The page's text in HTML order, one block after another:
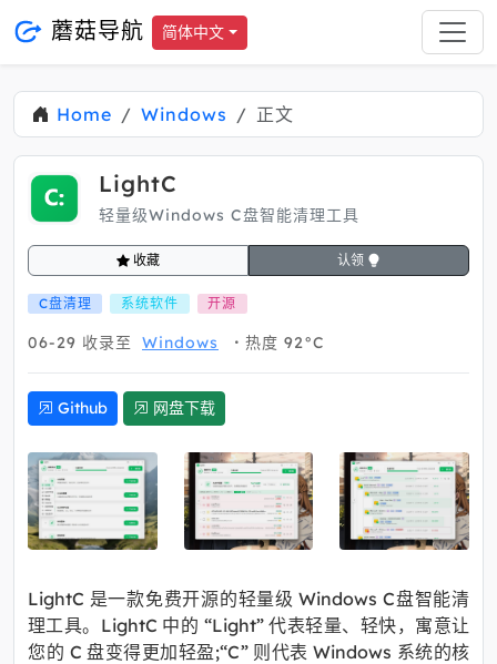
蘑菇导航 简体中文
Home Windows 正文
LightC
轻量级Windows C盘智能清理工具
收藏 认领
C盘清理 系统软件 开源
06-29 收录至 Windows 热度 92°C
Github 网盘下载
LightC 是一款免费开源的轻量级 Windows C盘智能清
理工具。LightC 中的 “Light” 代表轻量、轻快，寓意让
您的 C 盘变得更加轻盈;“C” 则代表 Windows 系统的核